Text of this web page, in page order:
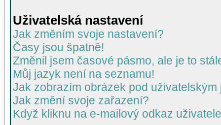
Uživatelská nastavení
Jak změním svoje nastavení?
Časy jsou špatně!
Změnil jsem časové pásmo, ale je to
Můj jazyk není na seznamu!
Jak zobrazím obrázek pod uživatelským
Jak změní svoje zařazení?
Když kliknu na e-mailový odkaz